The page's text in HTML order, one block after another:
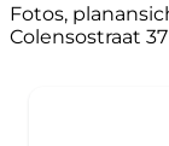
Fotos,
Colensostraat